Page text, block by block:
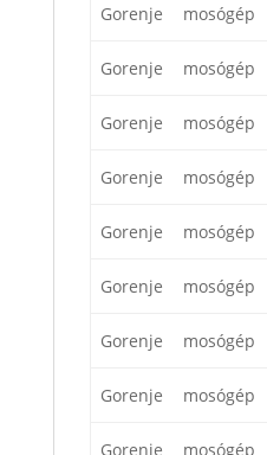
Gorenje mosógép
Gorenje mosógép
Gorenje mosógép
Gorenje mosógép
Gorenje mosógép
Gorenje mosógép
Gorenje mosógép
Gorenje mosógép
Gorenje mosógép